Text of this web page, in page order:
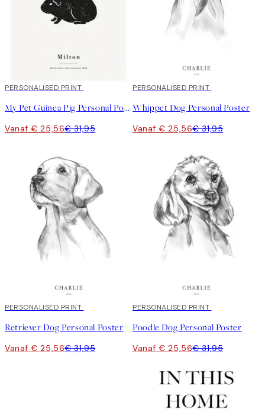
20%*
PERSONALISED PRINT
My Pet Guinea Pig Personal Poster
Vanaf € 25,56€ 31,95
20%*
PERSONALISED PRINT
Whippet Dog Personal Poster
Vanaf € 25,56€ 31,95
20%*
PERSONALISED PRINT
Retriever Dog Personal Poster
Vanaf € 25,56€ 31,95
20%*
PERSONALISED PRINT
Poodle Dog Personal Poster
Vanaf € 25,56€ 31,95